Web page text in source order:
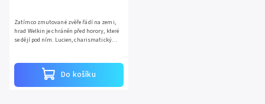
Do košíku
Zatímco zmutované zvěře řádí na zemi,
hrad Welkin je chráněn před horory, které
se dějí pod ním. Lucien, charismatický